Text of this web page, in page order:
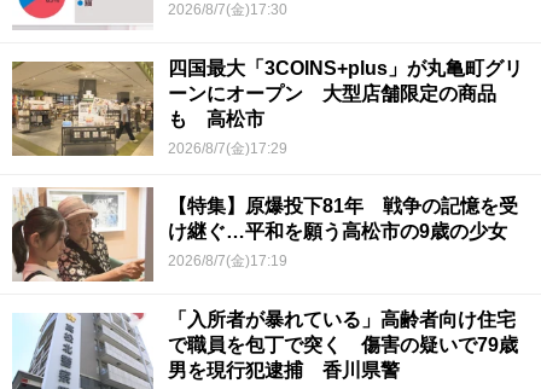
2026/8/7(金)17:30
四国最大「3COINS+plus」が丸亀町グリ
ーンにオープン 大型店舗限定の商品
も 高松市
2026/8/7(金)17:29
【特集】原爆投下81年 戦争の記憶を受
け継ぐ…平和を願う高松市の9歳の少女
2026/8/7(金)17:19
「入所者が暴れている」高齢者向け住宅
で職員を包丁で突く 傷害の疑いで79歳
男を現行犯逮捕 香川県警